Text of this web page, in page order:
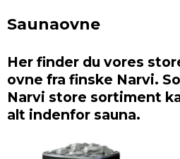
Saunaovne
Her finder du vores
ovne fra finske Narvi.
Narvi store sortiment
alt indenfor sauna.